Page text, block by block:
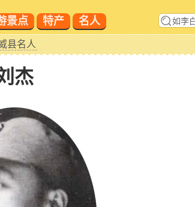
景点 特产 名人
县名人
杰